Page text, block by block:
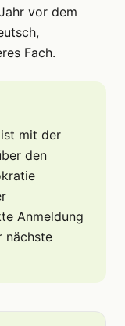
vor dem
Fach.
ist mit der
den
Anmeldung
nächste